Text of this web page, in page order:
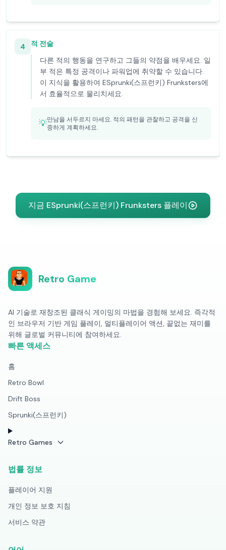
4
적 전술
다른 적의 행동을 연구하고 그들의 약점을 배우세요. 일
부 적은 특정 공격이나 파워업에 취약할 수 있습니다.
이 지식을 활용하여 ESprunki(스프런키) Frunksters에
서 효율적으로 물리치세요.
💡만남을 서두르지 마세요. 적의 패턴을 관찰하고 공격을 신
중하게 계획하세요.
지금 ESprunki(스프런키) Frunksters 플레이
Retro Game
AI 기술로 재창조된 클래식 게이밍의 마법을 경험해 보세요. 즉각적
인 브라우저 기반 게임 플레이, 멀티플레이어 액션, 끝없는 재미를
위해 글로벌 커뮤니티에 참여하세요.
빠른 액세스
홈
Retro Bowl
Drift Boss
Sprunki(스프런키)
Retro Games
법률 정보
플레이어 지원
개인 정보 보호 지침
서비스 약관